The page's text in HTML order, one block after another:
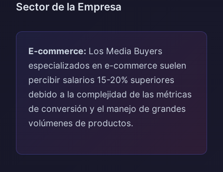
Sector de la Empresa
E-commerce: Los Media Buyers
especializados en e-commerce suelen
percibir salarios 15-20% superiores
debido a la complejidad de las métricas
de conversión y el manejo de grandes
volúmenes de productos.